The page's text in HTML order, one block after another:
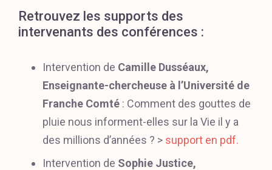
Retrouvez les supports des
intervenants des conférences :
Intervention de Camille Dusséaux,
Enseignante-chercheuse à l’Université de
Franche Comté : Comment des gouttes de
pluie nous informent-elles sur la Vie il y a
des millions d’années ? > support en pdf.
Intervention de Sophie Justice,